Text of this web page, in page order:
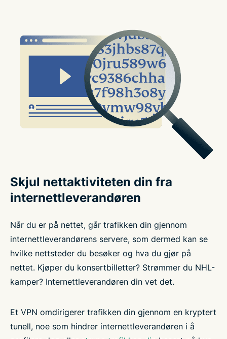
Skjul nettaktiviteten din fra
internettleverandøren
Når du er på nettet, går trafikken din gjennom
internettleverandørens servere, som dermed kan se
hvilke nettsteder du besøker og hva du gjør på
nettet. Kjøper du konsertbilletter? Strømmer du NHL-
kamper? Internettleverandøren din vet det.
Et VPN omdirigerer trafikken din gjennom en kryptert
tunell, noe som hindrer internettleverandøren i å